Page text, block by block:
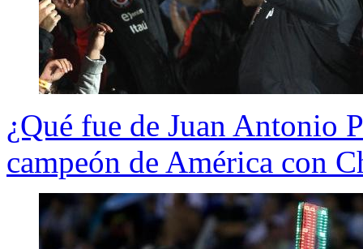
¿Qué fue de Juan Antonio
campeón de América con